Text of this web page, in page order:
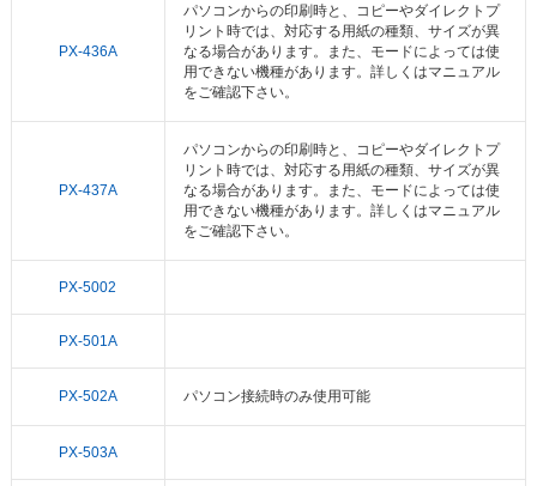
PX-436A
パソコンからの印刷時と、コピーやダイレクトプ
リント時では、対応する用紙の種類、サイズが異
なる場合があります。また、モードによっては使
用できない機種があります。詳しくはマニュアル
をご確認下さい。
PX-437A
パソコンからの印刷時と、コピーやダイレクトプ
リント時では、対応する用紙の種類、サイズが異
なる場合があります。また、モードによっては使
用できない機種があります。詳しくはマニュアル
をご確認下さい。
PX-5002
PX-501A
PX-502A パソコン接続時のみ使用可能
PX-503A